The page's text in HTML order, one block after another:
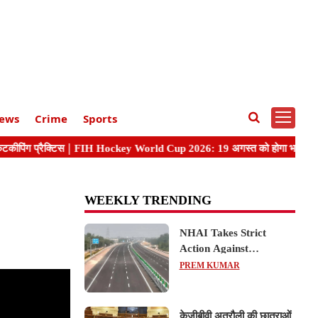
Crime Sports
WEEKLY TRENDING
NHAI Takes Strict
Action Against
Concessionaire,
Expressway Issues
PREM KUMAR